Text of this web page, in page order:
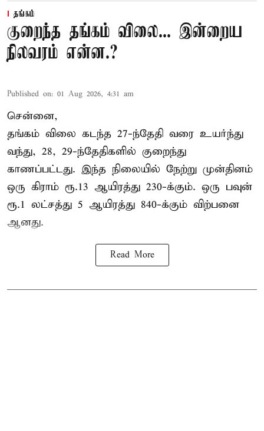
தங்கம்
குறைந்த தங்கம் விலை... இன்றைய
நிலவரம் என்ன.?
Published on: 01 Aug 2026, 4:31 am
சென்னை,
தங்கம் விலை கடந்த 27-ந்தேதி வரை உயர்ந்து
வந்து, 28, 29-ந்தேதிகளில் குறைந்து
காணப்பட்டது. இந்த நிலையில் நேற்று முன்தினம்
ஒரு கிராம் ரூ.13 ஆயிரத்து 230-க்கும். ஒரு பவுன்
ரூ.1 லட்சத்து 5 ஆயிரத்து 840-க்கும் விற்பனை
ஆனது.
Read More